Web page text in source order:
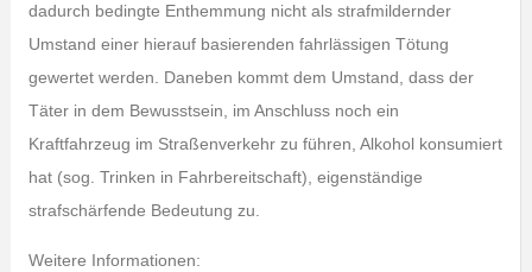
dadurch bedingte Enthemmung nicht als strafmildernder
Umstand einer hierauf basierenden fahrlässigen Tötung
gewertet werden. Daneben kommt dem Umstand, dass der
Täter in dem Bewusstsein, im Anschluss noch ein
Kraftfahrzeug im Straßenverkehr zu führen, Alkohol konsumiert
hat (sog. Trinken in Fahrbereitschaft), eigenständige
strafschärfende Bedeutung zu.
Weitere Informationen: